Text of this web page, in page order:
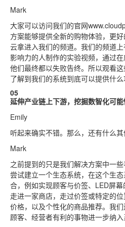
Mark
大家可以访问我们的官网
方案能够提供全新的购物体验，更
云拿进入我们的频道。我们的频道
影响力的人制作的实验视频，通过
他们最终都以失败告终。所以观看
了解到我们的系统到底可以提供什么
05
延伸产业链上下游，挖掘数智化可
Emily
听起来确实不错。那么，还有什么
Mark
之前提到的只是我们解决方案中一
尝试建立一个生态系统，在这个生
合，例如实现顾客与价签、LED屏
走进一家商店，走过价签或特定的
价格，以及个性化的商品推荐。我
顾客、经营者有利的事物进一步纳入